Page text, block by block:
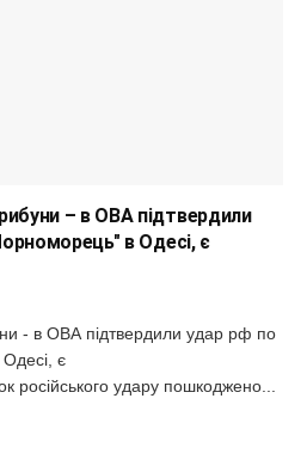
– в ОВА підтвердили
в Одесі, є
- в ОВА підтвердили удар рф по
є
російського удару пошкоджено...